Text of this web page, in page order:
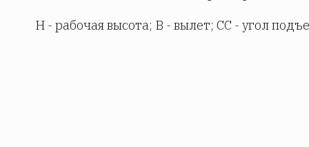
Н - рабочая высота; В - вылет; СС - угол